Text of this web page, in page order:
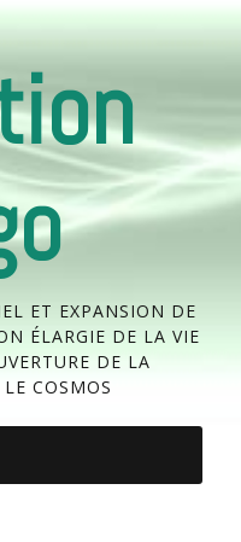
ET EXPANSION DE
ÉLARGIE DE LA VIE
DE LA
COSMOS